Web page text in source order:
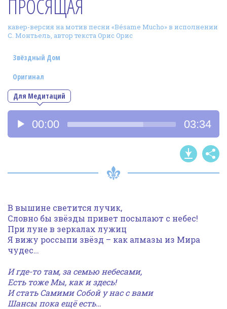
Фотогалерея
In English
Видео
Ииссиидиология
Номера песен
ПРОСЯЩАЯ
кавер-версия на мотив песни «Bésame Mucho» в исполнении
С. Монтьель, автор текста Орис Орис
Для Медитаций
Звёздный Дом
Оригинал
Аудиоплеер
00:00 03:34
В вышине светится лучик,
Словно бы звёзды привет посылают с небес!
При луне в зеркалах лужиц
Я вижу россыпи звёзд – как алмазы из Мира
чудес…
И где-то там, за семью небесами,
Есть тоже Мы, как и здесь!
И стать Самими Собой у нас с вами
Шансы пока ещё есть…